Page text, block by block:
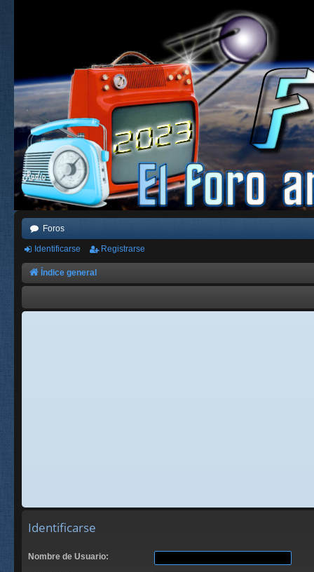
Foros
Identificarse Registrarse
Índice general
Identificarse
Nombre de Usuario: